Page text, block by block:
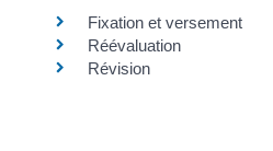
Fixation et versement
Réévaluation
Révision